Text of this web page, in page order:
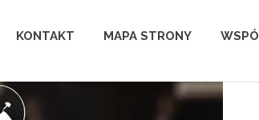
KONTAKT MAPA STRONY